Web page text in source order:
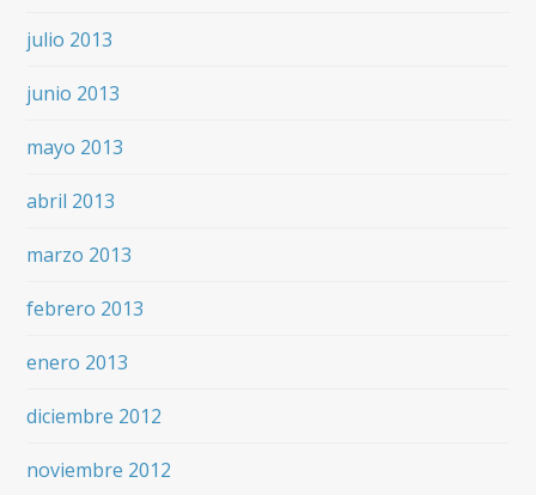
julio 2013
junio 2013
mayo 2013
abril 2013
marzo 2013
febrero 2013
enero 2013
diciembre 2012
noviembre 2012